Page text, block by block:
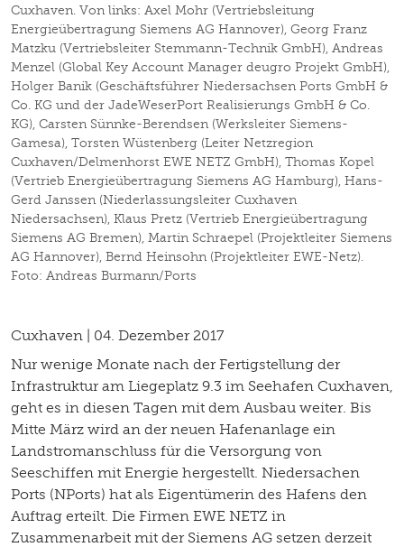
Cuxhaven. Von links: Axel Mohr (Vertriebsleitung
Energieübertragung Siemens AG Hannover), Georg Franz
Matzku (Vertriebsleiter Stemmann-Technik GmbH), Andreas
Menzel (Global Key Account Manager deugro Projekt GmbH),
Holger Banik (Geschäftsführer Niedersachsen Ports GmbH &
Co. KG und der JadeWeserPort Realisierungs GmbH & Co.
KG), Carsten Sünnke-Berendsen (Werksleiter Siemens-
Gamesa), Torsten Wüstenberg (Leiter Netzregion
Cuxhaven/Delmenhorst EWE NETZ GmbH), Thomas Kopel
(Vertrieb Energieübertragung Siemens AG Hamburg), Hans-
Gerd Janssen (Niederlassungsleiter Cuxhaven
Niedersachsen), Klaus Pretz (Vertrieb Energieübertragung
Siemens AG Bremen), Martin Schraepel (Projektleiter Siemens
AG Hannover), Bernd Heinsohn (Projektleiter EWE-Netz).
Foto: Andreas Burmann/Ports
Cuxhaven | 04. Dezember 2017
Nur wenige Monate nach der Fertigstellung der
Infrastruktur am Liegeplatz 9.3 im Seehafen Cuxhaven,
geht es in diesen Tagen mit dem Ausbau weiter. Bis
Mitte März wird an der neuen Hafenanlage ein
Landstromanschluss für die Versorgung von
Seeschiffen mit Energie hergestellt. Niedersachen
Ports (NPorts) hat als Eigentümerin des Hafens den
Auftrag erteilt. Die Firmen EWE NETZ in
Zusammenarbeit mit der Siemens AG setzen derzeit